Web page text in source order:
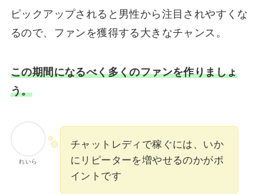
ピックアップされると男性から注目されやすくな
るので、ファンを獲得する大きなチャンス。
この期間になるべく多くのファンを作りましょ
う。
れいら
チャットレディで稼ぐには、いか
にリピーターを増やせるのかがポ
イントです